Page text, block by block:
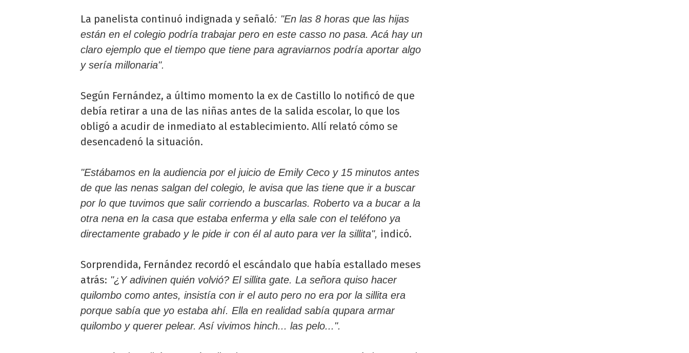
La panelista continuó indignada y señaló: "En las 8 horas que las hijas
están en el colegio podría trabajar pero en este casso no pasa. Acá hay un
claro ejemplo que el tiempo que tiene para agraviarnos podría aportar algo
y sería millonaria".
Según Fernández, a último momento la ex de Castillo lo notificó de que
debía retirar a una de las niñas antes de la salida escolar, lo que los
obligó a acudir de inmediato al establecimiento. Allí relató cómo se
desencadenó la situación.
"Estábamos en la audiencia por el juicio de Emily Ceco y 15 minutos antes
de que las nenas salgan del colegio, le avisa que las tiene que ir a buscar
por lo que tuvimos que salir corriendo a buscarlas. Roberto va a bucar a la
otra nena en la casa que estaba enferma y ella sale con el teléfono ya
directamente grabado y le pide ir con él al auto para ver la sillita", indicó.
Sorprendida, Fernández recordó el escándalo que había estallado meses
atrás: "¿Y adivinen quién volvió? El sillita gate. La señora quiso hacer
quilombo como antes, insistía con ir el auto pero no era por la sillita era
porque sabía que yo estaba ahí. Ella en realidad sabía qupara armar
quilombo y querer pelear. Así vivimos hinch... las pelo...".